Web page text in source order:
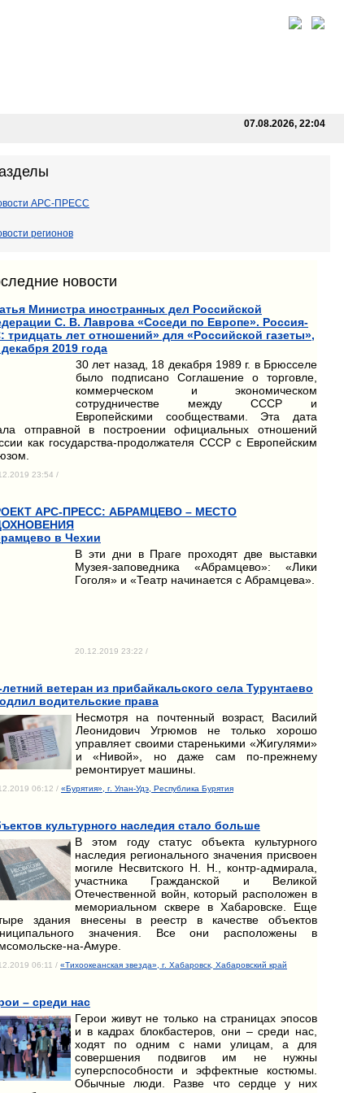
07.08.2026, 22:04
АРС-ПРЕСС
регионов
новости
Министра иностранных дел Российской
С. В. Лаврова «Соседи по Европе». Россия-
тридцать лет отношений» для «Российской газеты»,
декабря 2019 года
30 лет назад, 18 декабря 1989 г. в Брюсселе
было подписано Соглашение о торговле,
коммерческом и экономическом
сотрудничестве между СССР и
Европейскими сообществами. Эта дата
отправной в построении официальных отношений
как государства-продолжателя СССР с Европейским
23:54 /
АРС-ПРЕСС: АБРАМЦЕВО – МЕСТО
в Чехии
В эти дни в Праге проходят две выставки
Музея-заповедника «Абрамцево»: «Лики
Гоголя» и «Театр начинается с Абрамцева».
20.12.2019 23:22 /
летний ветеран из прибайкальского села Турунтаево
водительские права
Несмотря на почтенный возраст, Василий
Леонидович Угрюмов не только хорошо
управляет своими старенькими «Жигулями»
и «Нивой», но даже сам по-прежнему
ремонтирует машины.
06:12 / «Бурятия», г. Улан-Удэ, Республика Бурятия
культурного наследия стало больше
В этом году статус объекта культурного
наследия регионального значения присвоен
могиле Несвитского Н. Н., контр-адмирала,
участника Гражданской и Великой
Отечественной войн, который расположен в
мемориальном сквере в Хабаровске. Еще
здания внесены в реестр в качестве объектов
значения. Все они расположены в
на-Амуре.
06:11 / «Тихоокеанская звезда», г. Хабаровск, Хабаровский край
– среди нас
Герои живут не только на страницах эпосов
и в кадрах блокбастеров, они – среди нас,
ходят по одним с нами улицам, а для
совершения подвигов им не нужны
суперспособности и эффектные костюмы.
Обычные люди. Разве что сердце у них